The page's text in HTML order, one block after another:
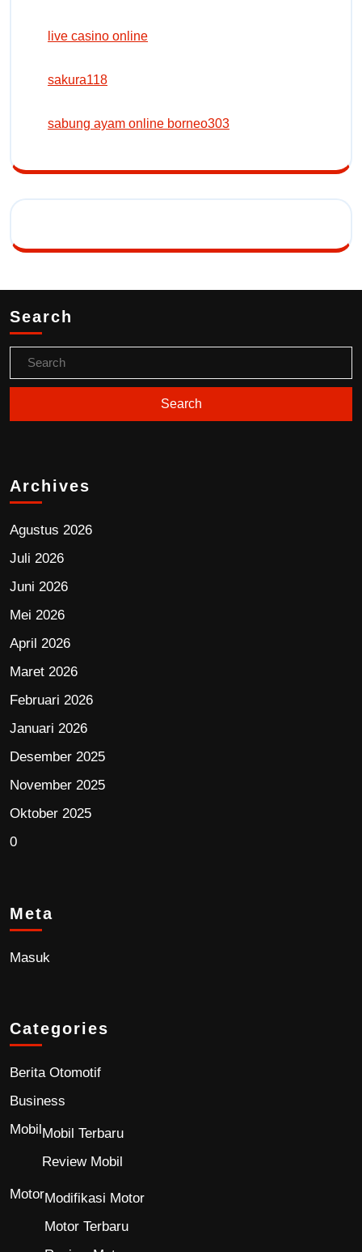
live casino online
sakura118
sabung ayam online borneo303
Search
Archives
Agustus 2026
Juli 2026
Juni 2026
Mei 2026
April 2026
Maret 2026
Februari 2026
Januari 2026
Desember 2025
November 2025
Oktober 2025
0
Meta
Masuk
Categories
Berita Otomotif
Business
Mobil Mobil Terbaru
Review Mobil
MotorModifikasi Motor
Motor Terbaru